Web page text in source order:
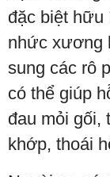
đặc biệt
nhức xương
sung các rô
có thể giúp
đau mỏi gối,
khớp, thoái